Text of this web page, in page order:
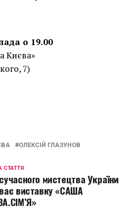
о 19.00
Києва»
7)
ОЛЕКСІЙ ГЛАЗУНОВ
СТАТТЯ
мистецтва України
виставку «САША